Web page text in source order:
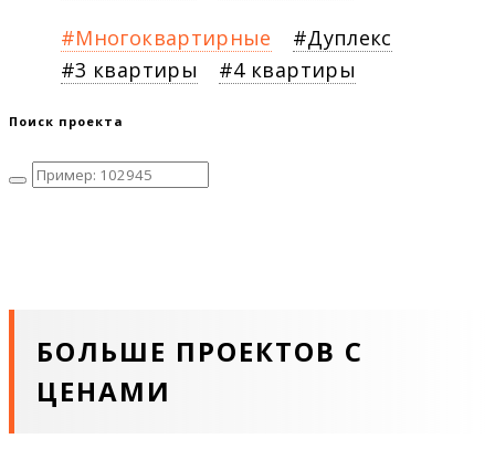
Многоквартирные
Дуплекс
3 квартиры
4 квартиры
Поиск проекта
БОЛЬШЕ ПРОЕКТОВ С
ЦЕНАМИ